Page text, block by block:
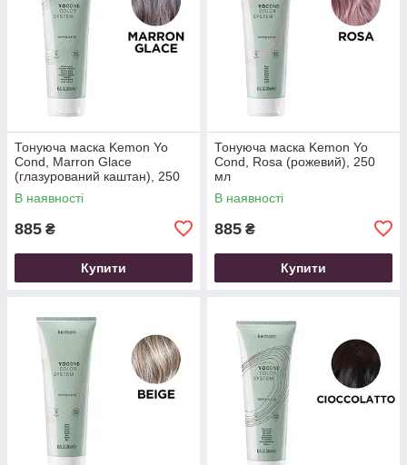
Тонуюча маска Kemon Yo
Cond, Marron Glace
(глазурований каштан), 250
мл
В наявності
885 ₴
Купити
Тонуюча маска Kemon Yo
Cond, Rosa (рожевий), 250
мл
В наявності
885 ₴
Купити